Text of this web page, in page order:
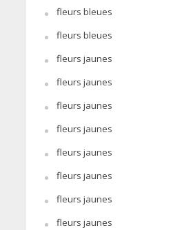
fleurs bleues
fleurs bleues
fleurs jaunes
fleurs jaunes
fleurs jaunes
fleurs jaunes
fleurs jaunes
fleurs jaunes
fleurs jaunes
fleurs jaunes